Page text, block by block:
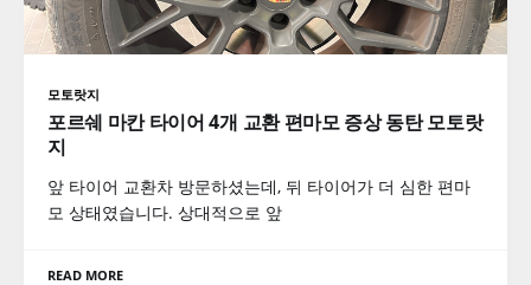
모토랏지
포르쉐 마칸 타이어 4개 교환 편마모 증상 동탄 모토랏
지
앞 타이어 교환차 방문하셨는데, 뒤 타이어가 더 심한 편마
모 상태였습니다. 상대적으로 앞
READ MORE